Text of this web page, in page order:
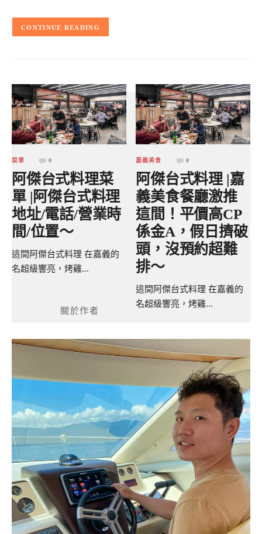
CONTINUE READING
菜單 0
阿傑台式料理菜
單 |阿傑台式料理
地址/電話/營業時
間/位置～
這間阿傑台式料理 在嘉義的
名超級響亮，烤雞...
嘉義美食 0
阿傑台式料理 |嘉
義美食餐廳激推
這間！平價高CP
係金A，假日擠破
頭，沒預約超難
排～
這間阿傑台式料理 在嘉義的
名超級響亮，烤雞...
關於作者